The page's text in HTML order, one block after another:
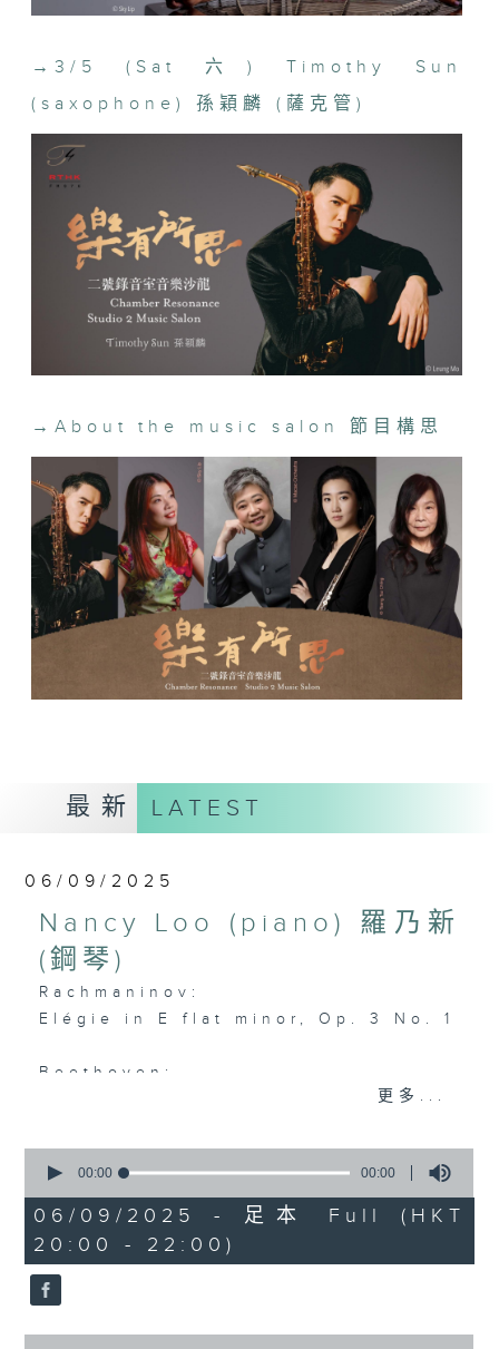
(Programmes subject to change without notice. 節目如
→3/5 (Sat 六) Timothy Sun
(saxophone) 孫穎麟 (薩克管)
→About the music salon 節目構思
最新 LATEST
06/09/2025
Nancy Loo (piano) 羅乃新
(鋼琴)
Rachmaninov:
Elégie in E flat minor, Op. 3 No. 1
Beethoven:
Piano Sonata No. 30 in E major,
Schubert:
Impromptu in G flat major, D. 899,
Schumann:
更多...
seconds
0
seconds
00:00 00:00
06/09/2025 - 足本 Full (HKT
20:00 - 22:00)